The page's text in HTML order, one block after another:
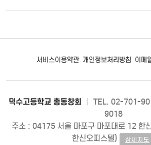
서비스이용약관 개인정보처리방침 이메
덕수고등학교 총동창회 TEL. 02-701-
9018
주소 : 04175 서울 마포구 마포대로 12 한
한신오피스텔)
상세지도